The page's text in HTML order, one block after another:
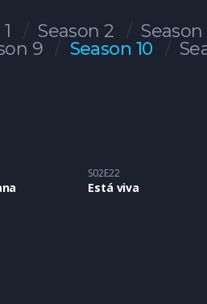
Season 2 Season
9
Season 10
S02E22
Está viva